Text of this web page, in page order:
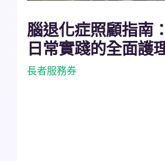
腦退化症照顧指南
日常實踐的全面護
長者服務券